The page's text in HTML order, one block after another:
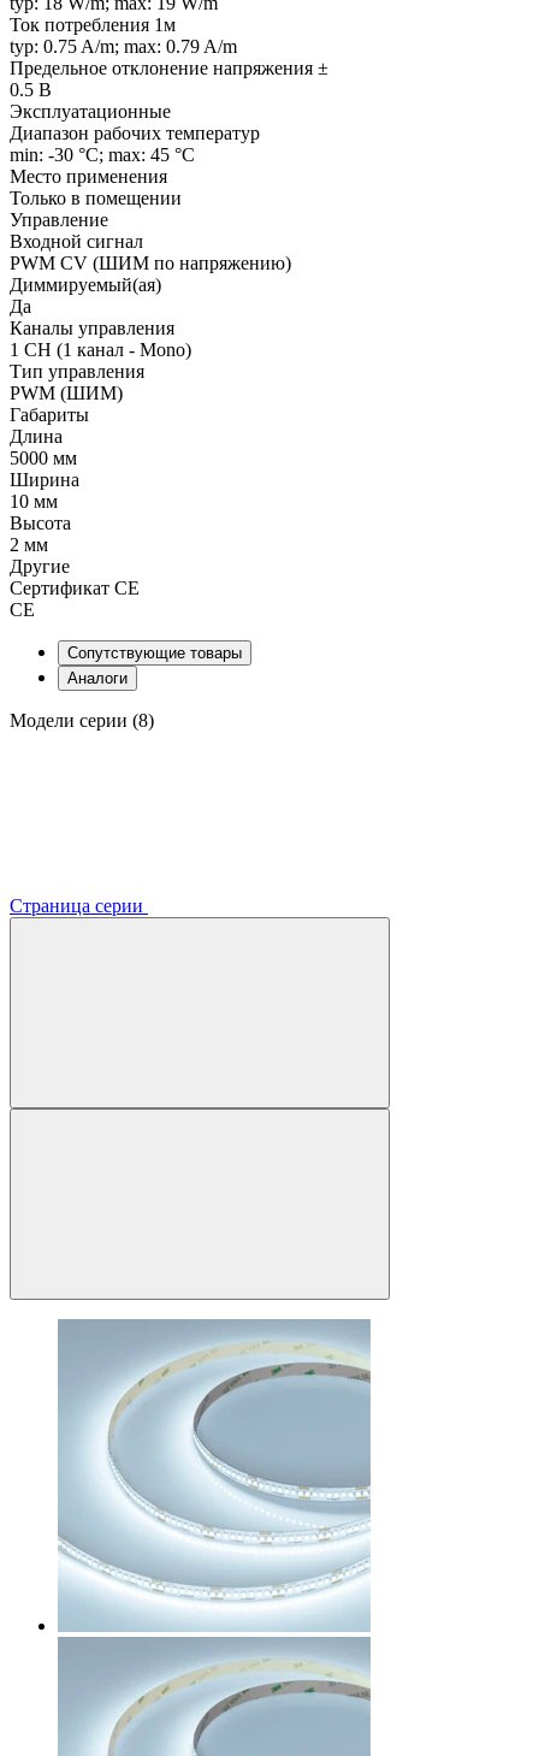
Ток потребления 1м
typ: 0.75 A/m; max: 0.79 A/m
Предельное отклонение напряжения ±
0.5 В
Эксплуатационные
Диапазон рабочих температур
min: -30 °C; max: 45 °C
Место применения
Только в помещении
Управление
Входной сигнал
PWM СV (ШИМ по напряжению)
Диммируемый(ая)
Да
Каналы управления
1 CH (1 канал - Mono)
Тип управления
PWM (ШИМ)
Габариты
Длина
5000 мм
Ширина
10 мм
Высота
2 мм
Другие
Сертификат CE
CE
Сопутствующие товары
Аналоги
Модели серии (8)
Страница серии